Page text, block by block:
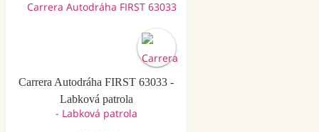
Carrera Autodráha FIRST 63033 -
Labková patrola